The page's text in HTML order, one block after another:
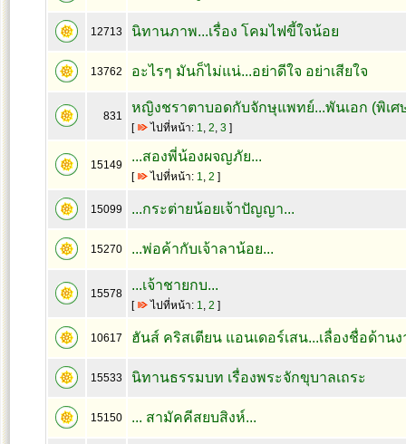
12713 นิทานภาพ...เรื่อง โคมไฟขี้ใจน้อย
13762 อะไรๆ มันก็ไม่แน่...อย่าดีใจ อย่าเสียใจ
831
หญิงชราตาบอดกับจักษุแพทย์...พันเอก (พิเศ
[ ไปที่หน้า: 1, 2, 3 ]
15149
...สองพี่น้องผจญภัย...
[ ไปที่หน้า: 1, 2 ]
15099 ...กระต่ายน้อยเจ้าปัญญา...
15270 ...พ่อค้ากับเจ้าลาน้อย...
15578
...เจ้าชายกบ...
[ ไปที่หน้า: 1, 2 ]
10617 ฮันส์ คริสเตียน แอนเดอร์เสน...เลื่องชื่อด้าน
15533 นิทานธรรมบท เรื่องพระจักขุบาลเถระ
15150 ... สามัคคีสยบสิงห์...